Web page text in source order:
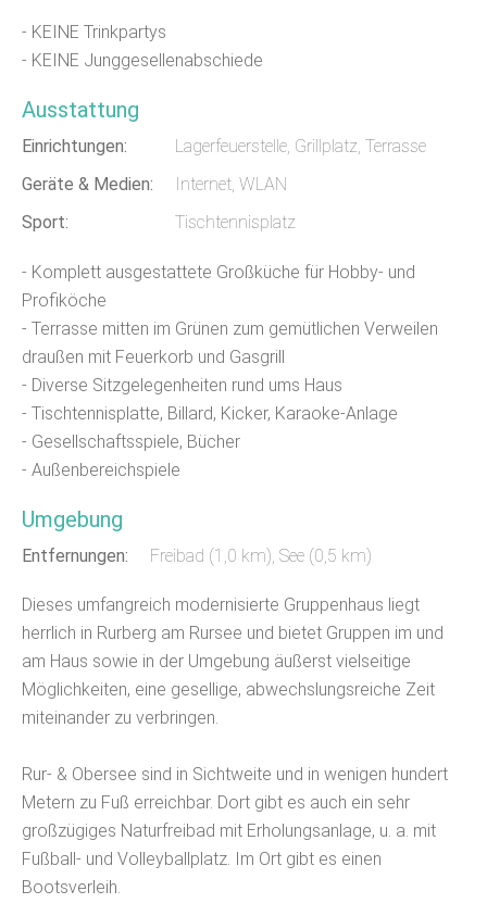
- KEINE Trinkpartys
- KEINE Junggesellenabschiede
Ausstattung
Einrichtungen:
Lagerfeuerstelle, Grillplatz, Terrasse
Geräte & Medien:
Internet, WLAN
Sport:
Tischtennisplatz
- Komplett ausgestattete Großküche für Hobby- und
Profiköche
- Terrasse mitten im Grünen zum gemütlichen Verweilen
draußen mit Feuerkorb und Gasgrill
- Diverse Sitzgelegenheiten rund ums Haus
- Tischtennisplatte, Billard, Kicker, Karaoke-Anlage
- Gesellschaftsspiele, Bücher
- Außenbereichspiele
Umgebung
Entfernungen: Freibad (1,0 km), See (0,5 km)
Dieses umfangreich modernisierte Gruppenhaus liegt
herrlich in Rurberg am Rursee und bietet Gruppen im und
am Haus sowie in der Umgebung äußerst vielseitige
Möglichkeiten, eine gesellige, abwechslungsreiche Zeit
miteinander zu verbringen.
Rur- & Obersee sind in Sichtweite und in wenigen hundert
Metern zu Fuß erreichbar. Dort gibt es auch ein sehr
großzügiges Naturfreibad mit Erholungsanlage, u. a. mit
Fußball- und Volleyballplatz. Im Ort gibt es einen
Bootsverleih.